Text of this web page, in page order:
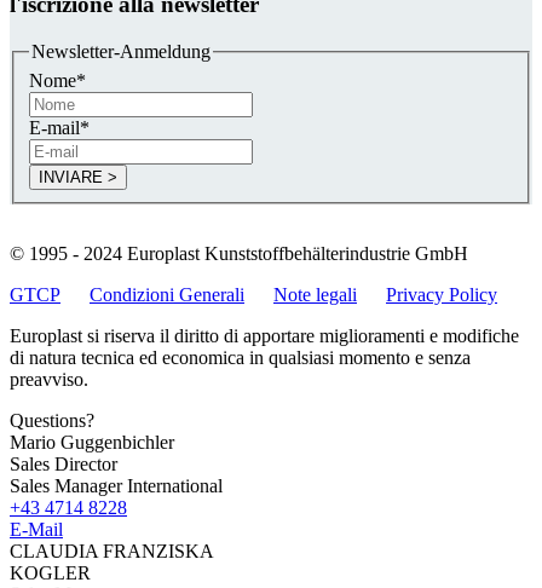
Newsletter-Anmeldung
Nome*
E-mail*
© 1995 - 2024 Europlast Kunststoffbehälterindustrie GmbH
GTCP
Condizioni Generali Note legali
Privacy Policy
Europlast si riserva il diritto di apportare miglioramenti e modifiche
di natura tecnica ed economica in qualsiasi momento e senza
preavviso.
Questions?
Mario Guggenbichler
Sales Director
Sales Manager International
+43 4714 8228
E-Mail
CLAUDIA FRANZISKA
KOGLER